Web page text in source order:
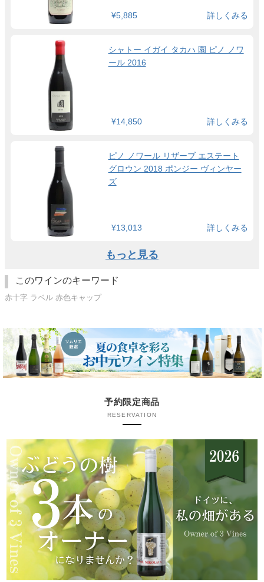
¥5,885 詳しくみる
シャトー イガイ タカハ 園 ピノ ノワ
ール 2016
¥14,850 詳しくみる
ピノ ノワール リザーブ エステート
グロウン 2018 ポンジー ヴィンヤー
ズ
¥13,013 詳しくみる
もっと見る
このワインのキーワード
赤十字 ラベル 赤色キャップ
予約限定商品
RESERVATION